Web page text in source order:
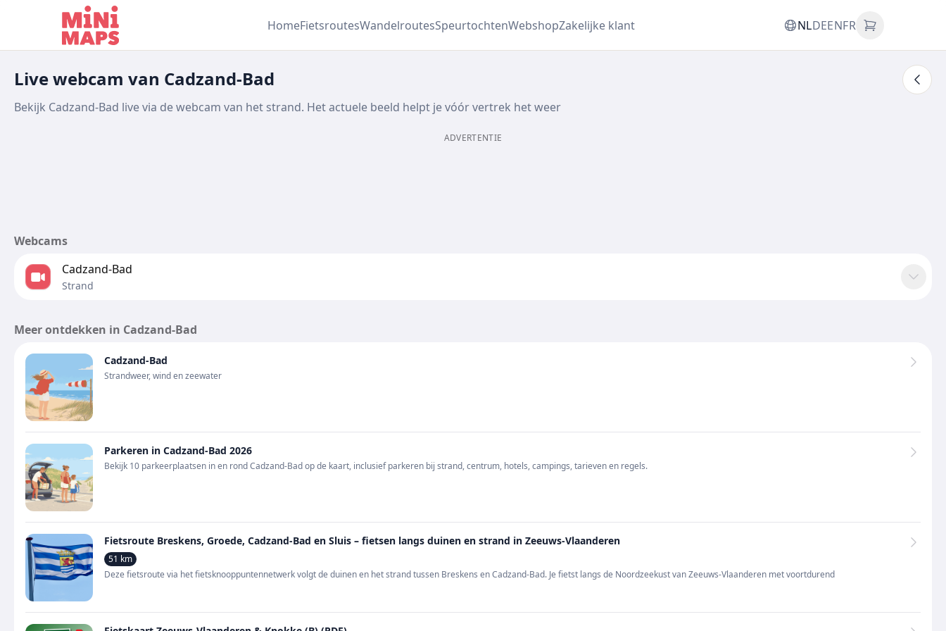
Ga naar inhoud
HomeFietsroutesWandelroutesSpeurtochtenWebshopZakelijke klant NLDEENFR
Live webcam van Cadzand-Bad
Bekijk Cadzand-Bad live via de webcam van het strand. Het actuele beeld helpt je vóór vertrek het weer
ADVERTENTIE
Webcams
Cadzand-Bad
Strand
Meer ontdekken in Cadzand-Bad
Cadzand-Bad
Strandweer, wind en zeewater
Parkeren in Cadzand-Bad 2026
Bekijk 10 parkeerplaatsen in en rond Cadzand-Bad op de kaart, inclusief parkeren bij strand, centrum, hotels, campings, tarieven en regels.
Fietsroute Breskens, Groede, Cadzand-Bad en Sluis – fietsen langs duinen en strand in Zeeuws-Vlaanderen
51 km
Deze fietsroute via het fietsknooppuntennetwerk volgt de duinen en het strand tussen Breskens en Cadzand-Bad. Je fietst langs de Noordzeekust van Zeeuws-Vlaanderen met voortdurend